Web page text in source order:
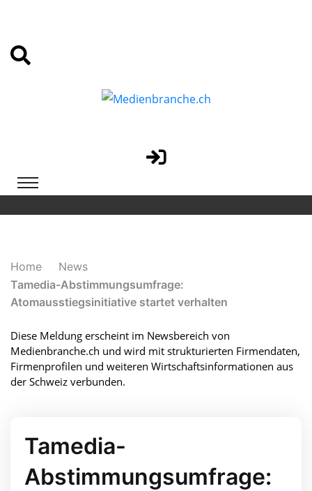
Home
News
Tamedia-Abstimmungsumfrage:
Atomausstiegsinitiative startet verhalten
Diese Meldung erscheint im Newsbereich von
Medienbranche.ch und wird mit strukturierten Firmendaten,
Firmenprofilen und weiteren Wirtschaftsinformationen aus
der Schweiz verbunden.
Tamedia-
Abstimmungsumfrage: